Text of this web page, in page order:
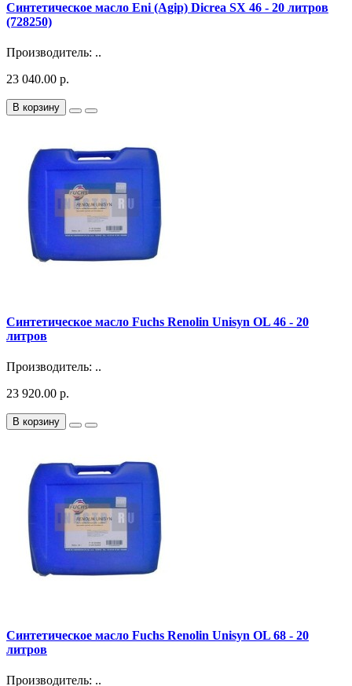
Синтетическое масло Eni (Agip) Dicrea SX 46 - 20 литров
(728250)
Производитель: ..
23 040.00 р.
В корзину
Синтетическое масло Fuchs Renolin Unisyn OL 46 - 20
литров
Производитель: ..
23 920.00 р.
В корзину
Синтетическое масло Fuchs Renolin Unisyn OL 68 - 20
литров
Производитель: ..